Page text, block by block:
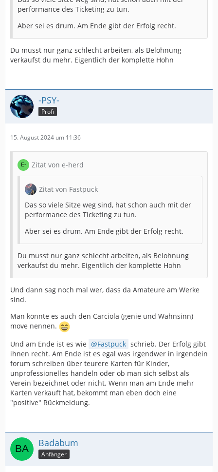
performance des Ticketing zu tun.
Aber sei es drum. Am Ende gibt der Erfolg recht.
Du musst nur ganz schlecht arbeiten, als Belohnung
verkaufst du mehr. Eigentlich der komplette Hohn
-PSY-
Profi
15. August 2024 um 11:36
Zitat von e-herd
Zitat von Fastpuck
Das so viele Sitze weg sind, hat schon auch mit der
performance des Ticketing zu tun.
Aber sei es drum. Am Ende gibt der Erfolg recht.
Du musst nur ganz schlecht arbeiten, als Belohnung
verkaufst du mehr. Eigentlich der komplette Hohn
Und dann sag noch mal wer, dass da Amateure am Werke
sind.
Man könnte es auch den Carciola (genie und Wahnsinn)
move nennen.
Und am Ende ist es wie
Fastpuck schrieb. Der Erfolg gibt
ihnen recht. Am Ende ist es egal was irgendwer in irgendein
forum schreiben über teurere Karten für Kinder,
unprofessionelles handeln oder ob man sich selbst als
Verein bezeichnet oder nicht. Wenn man am Ende mehr
Karten verkauft hat, bekommt man eben doch eine
"positive" Rückmeldung.
Badabum
Anfänger